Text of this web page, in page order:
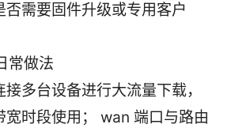
否需要固件升级或专用客户
常做法
多台设备进行大流量下载，
宽时段使用； wan 端口与路由